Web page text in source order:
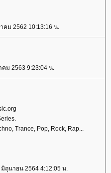
คม 2562 10:13:16 น.
ม 2563 9:23:04 น.
Trance, Pop, Rock, Rap...
ถุนายน 2564 4:12:05 น.